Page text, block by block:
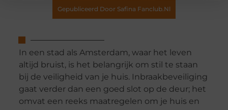
Gepubliceerd Door Safina Fanclub.nl
In een stad als Amsterdam, waar het leven
altijd bruist, is het belangrijk om stil te staan
bij de veiligheid van je huis. Inbraakbeveiliging
gaat verder dan een goed slot op de deur; het
omvat een reeks maatregelen om je huis en